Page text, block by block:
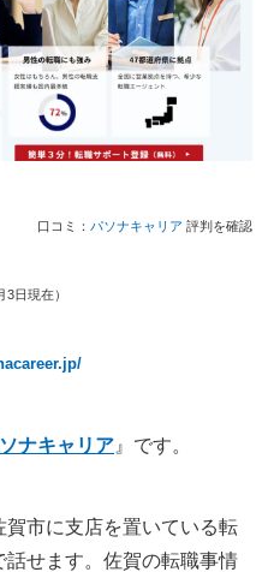
口コミ： パソナキャリア 評判を確認
3日現在）
ナキャリア 』です。
市に支店を置いている転
せます。佐賀の転職事情